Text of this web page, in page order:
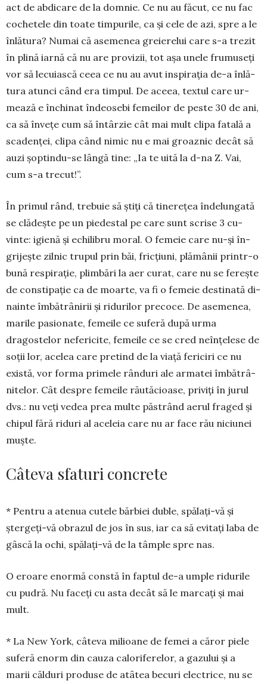
act de abdicare de la dom­nie. Ce nu au făcut, ce nu fac
co­chetele din toate timpurile, ca și cele de azi, spre a le
înlătura? Numai că ase­menea greierelui care s-a trezit
în plină iarnă că nu are provizii, tot așa unele frumuseți
vor să le­cuiască ceea ce nu au avut inspirația de-a înlă­
tura atunci când era timpul. De aceea, textul care ur­
mează e închinat îndeosebi femei­lor de peste 30 de ani,
ca să învețe cum să în­târzie cât mai mult cli­pa fatală a
sca­denței, clipa când nimic nu e mai groaznic decât să
auzi șop­tindu-se lângă tine: „Ia te uită la d-na Z. Vai,
cum s-a tre­cut!”.
În primul rând, trebuie să știți că ti­ne­rețea înde­lun­ga­tă
se clădește pe un pie­des­tal pe care sunt scri­se 3 cu­
vinte: igi­enă și echi­li­­bru mo­ral. O fe­me­ie care nu-și în­
gri­jeș­te zilnic tru­pul prin băi, fric­țiuni, plă­mânii prin­­tr-o
bună res­pirație, plimbări la aer curat, care nu se ferește
de con­sti­pa­ție ca de moarte, va fi o fe­meie desti­nată di­
na­inte îmbătrâ­nirii și ridu­rilor pre­­coce. De ase­menea,
marile pasio­nate, fe­meile ce suferă după urma
dragostelor nefe­ricite, femeile ce se cred neîn­țelese de
soții lor, acelea care pretind de la viață fericiri ce nu
există, vor forma primele rânduri ale armatei îmbătrâ­
nitelor. Cât despre fe­mei­le răută­cioase, priviți în jurul
dvs.: nu veți ve­dea prea multe păstrând aerul fra­ged și
chipul fără ri­duri al aceleia care nu ar face rău niciunei
muște.
Câteva sfaturi concrete
* Pentru a atenua cutele bărbiei du­ble, spălați-vă și
ștergeți-vă obrazul de jos în sus, iar ca să evitați laba de
gâscă la ochi, spălați-vă de la tâmple spre nas.
O eroare enormă constă în faptul de-a umple ridurile
cu pudră. Nu fa­ceți cu asta decât să le marcați și mai
mult.
* La New York, câteva milioane de femei a căror piele
suferă enorm din cauza caloriferelor, a gazului și a
marii călduri produse de atâtea becuri elec­trice, nu se